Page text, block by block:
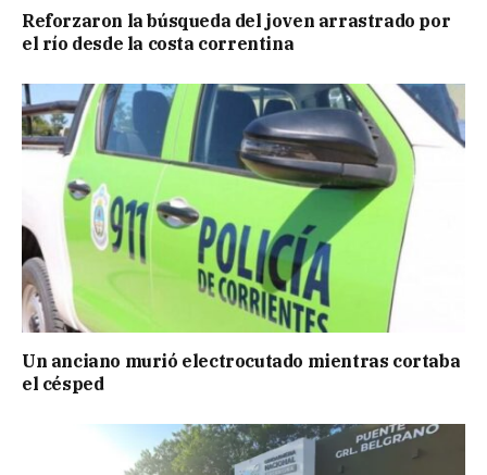
Reforzaron la búsqueda del joven arrastrado por
el río desde la costa correntina
Un anciano murió electrocutado mientras cortaba
el césped